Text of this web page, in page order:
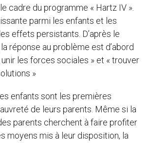
cadre du programme « Hartz IV ».
parmi les enfants et les
effets persistants. D’après le
réponse au problème est d’abord
les forces sociales » et « trouver
»
enfants sont les premières
de leurs parents. Même si la
parents cherchent à faire profiter
moyens mis à leur disposition, la